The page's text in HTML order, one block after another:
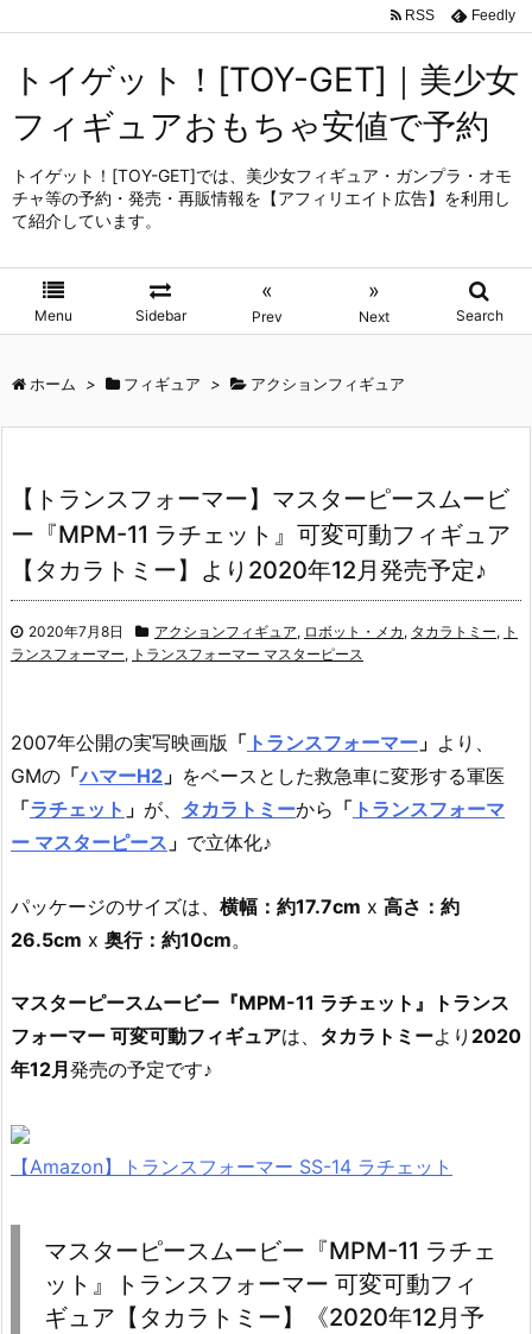
トイゲット！[TOY-GET]｜美少女
フィギュアおもちゃ安値で予約
トイゲット！[TOY-GET]では、美少女フィギュア・ガンプラ・オモ
チャ等の予約・発売・再販情報を【アフィリエイト広告】を利用し
て紹介しています。
Menu Sidebar
«
Prev
»
Next Search
RSS Feedly
ホーム > フィギュア > アクションフィギュア
【トランスフォーマー】マスターピースムービ
ー『MPM-11 ラチェット』可変可動フィギュア
【タカラトミー】より2020年12月発売予定♪
2020年7月8日 アクションフィギュア, ロボット・メカ , タカラトミー, ト
ランスフォーマー, トランスフォーマー マスターピース
2007年公開の実写映画版 「 トランスフォーマー 」 より、
GMの 「ハマーH2 」 をベースとした救急車に変形する軍医
「ラチェット 」 が、 タカラトミーから 「 トランスフォーマ
ー マスターピース 」 で立体化♪
パッケージのサイズは、 横幅：約17.7cm x 高さ：約
26.5cm x 奥行：約10cm。
マスターピースムービー『MPM-11 ラチェット』トランス
フォーマー 可変可動フィギュアは、 タカラトミーより 2020
年12月 発売の予定です♪
【Amazon】トランスフォーマー SS-14 ラチェット
マスターピースムービー『MPM-11 ラチェ
ット』トランスフォーマー 可変可動フィ
ギュア【タカラトミー】《2020年12月予